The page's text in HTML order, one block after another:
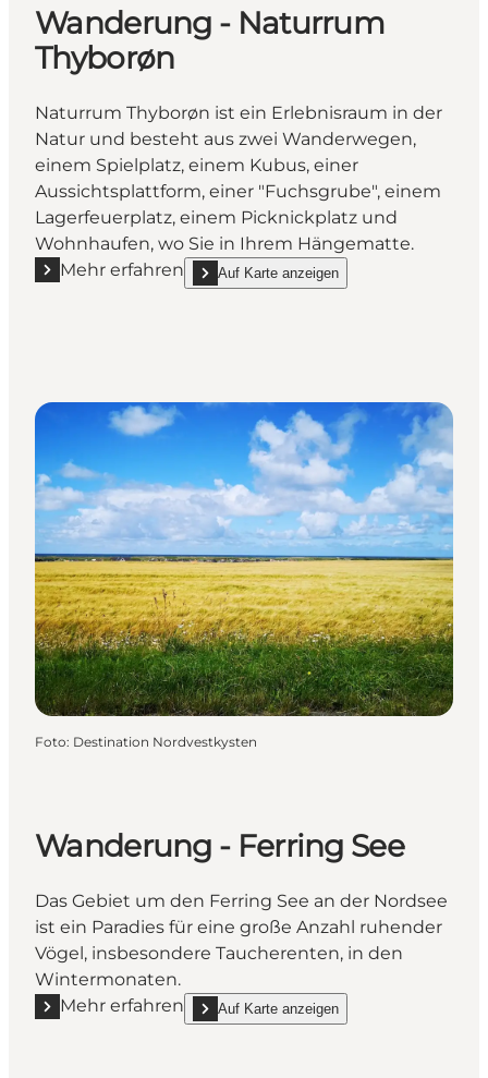
Wanderung - Naturrum
Thyborøn
Naturrum Thyborøn ist ein Erlebnisraum in der
Natur und besteht aus zwei Wanderwegen,
einem Spielplatz, einem Kubus, einer
Aussichtsplattform, einer "Fuchsgrube", einem
Lagerfeuerplatz, einem Picknickplatz und
Wohnhaufen, wo Sie in Ihrem Hängematte.
Mehr erfahren
Mehr erfahren "Wanderung - Naturrum Thyborøn"
Auf Karte anzeigen
show Wanderung - Naturrum Thyborøn on_map
Foto: Destination Nordvestkysten
Wanderung - Ferring See
Das Gebiet um den Ferring See an der Nordsee
ist ein Paradies für eine große Anzahl ruhender
Vögel, insbesondere Taucherenten, in den
Wintermonaten.
Mehr erfahren
Mehr erfahren "Wanderung - Ferring See"
Auf Karte anzeigen
show Wanderung - Ferring See on_map